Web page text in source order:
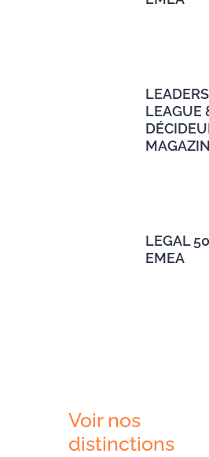
LEADERS
LEAGUE
LEGAL
EMEA
Voir nos
distinctions